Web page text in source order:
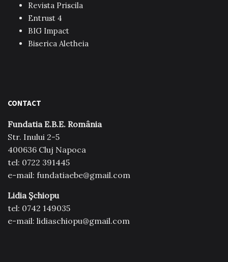
Revista Priscila
Entrust 4
BIG Impact
Biserica Aletheia
CONTACT
Fundatia E.B.E. România
Str. Inului 2-5
400636 Cluj Napoca
tel: 0722 391445
e-mail: fundatiaebe@gmail.com
Lidia Şchiopu
tel: 0742 149035
e-mail: lidiaschiopu@gmail.com